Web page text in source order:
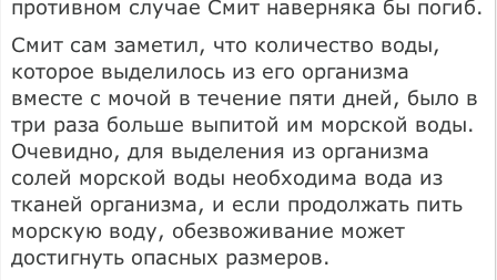
противном случае Смит наверняка бы погиб.
Смит сам заметил, что количество воды,
которое выделилось из его организма
вместе с мочой в течение пяти дней, было в
три раза больше выпитой им морской воды.
Очевидно, для выделения из организма
солей морской воды необходима вода из
тканей организма, и если продолжать пить
морскую воду, обезвоживание может
достигнуть опасных размеров.